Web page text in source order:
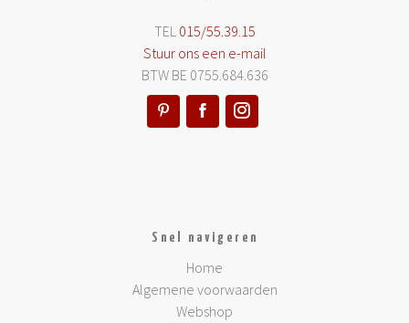
TEL 015/55.39.15
Stuur ons een e-mail
BTW BE 0755.684.636
Snel navigeren
Home
Algemene voorwaarden
Webshop